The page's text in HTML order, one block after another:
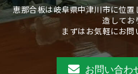
恵那合板は岐阜県中津川市に位
造してお
まずはお気軽にお問
お問い合わ